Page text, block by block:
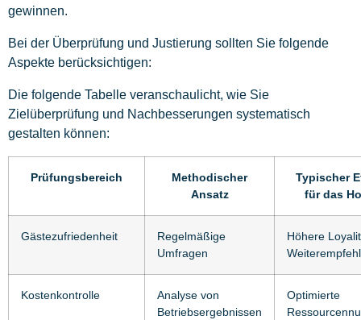
gewinnen.
Bei der Überprüfung und Justierung sollten Sie folgende
Aspekte berücksichtigen:
Die folgende Tabelle veranschaulicht, wie Sie
Zielüberprüfung und Nachbesserungen systematisch
gestalten können:
Prüfungsbereich
Methodischer
Ansatz
Typischer
für das
Gästezufriedenheit
Regelmäßige
Umfragen
Höhere
Kostenkontrolle
Analyse von
Betriebsergebnissen
Optimierte